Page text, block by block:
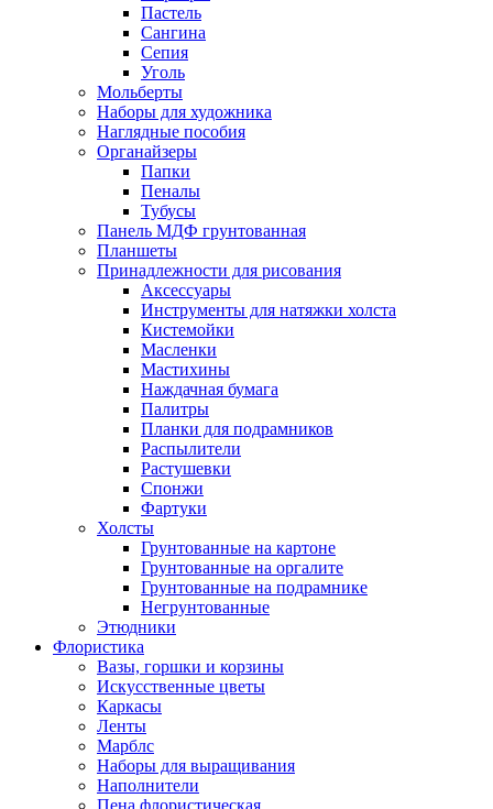
Пастель
Сангина
Сепия
Уголь
Мольберты
Наборы для художника
Наглядные пособия
Органайзеры
Папки
Пеналы
Тубусы
Панель МДФ грунтованная
Планшеты
Принадлежности для рисования
Аксессуары
Инструменты для натяжки холста
Кистемойки
Масленки
Мастихины
Наждачная бумага
Палитры
Планки для подрамников
Распылители
Растушевки
Спонжи
Фартуки
Холсты
Грунтованные на картоне
Грунтованные на оргалите
Грунтованные на подрамнике
Негрунтованные
Этюдники
Флористика
Вазы, горшки и корзины
Искусственные цветы
Каркасы
Ленты
Марблс
Наборы для выращивания
Наполнители
Пена флористическая